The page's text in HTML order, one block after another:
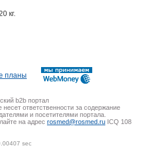
кг.
планы
b2b портал
ответственности за содержание
и посетителями портала.
на адрес rosmed@rosmed.ru ICQ 108
sec